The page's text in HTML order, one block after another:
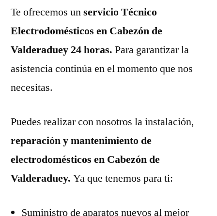
Te ofrecemos unservicio Técnico
Electrodomésticos en Cabezón de
Valderaduey 24 horas. Para garantizar la
asistencia continúa en el momento que nos
necesitas.
Puedes realizar con nosotros la instalación,
reparación y mantenimiento de
electrodomésticos en Cabezón de
Valderaduey. Ya que tenemos para ti:
Suministro de aparatos nuevos al mejor